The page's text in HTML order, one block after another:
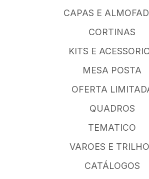
CAPAS E
CORTINAS
KITS E
MESA POSTA
OFERTA
QUADROS
TEMATICO
VAROES E
CATÁLOGOS